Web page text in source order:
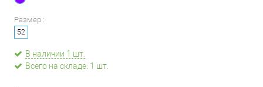
Размер :
52
В наличии 1 шт.
Всего на складе: 1 шт.